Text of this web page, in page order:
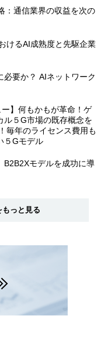
：通信業界の収益を次の
けるAI成熟度と先駆企業
要か？ AIネットワーク
ー】何もかもが革命！ゲ
ル５G市場の既存概念を
毎年のライセンス費用も
５Gモデル
モデルを成功に導
っと見る